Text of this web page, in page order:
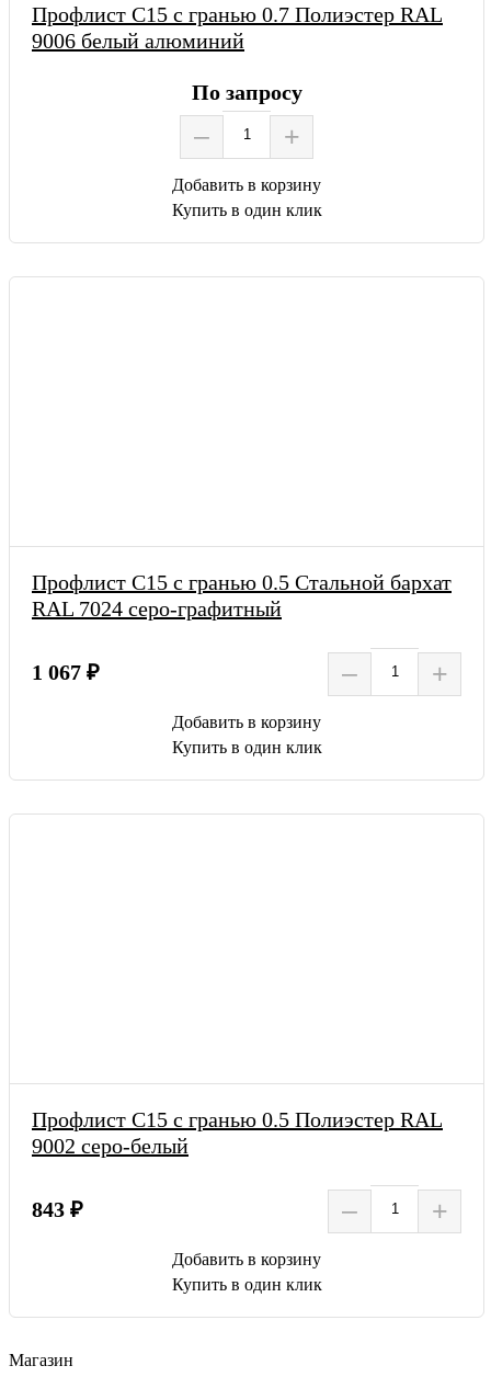
Профлист С15 с гранью 0.7 Полиэстер RAL
9006 белый алюминий
По запросу
– +
Добавить в корзину
Купить в один клик
Профлист С15 с гранью 0.5 Стальной бархат
RAL 7024 серо-графитный
1 067 ₽ – +
Добавить в корзину
Купить в один клик
Профлист С15 с гранью 0.5 Полиэстер RAL
9002 серо-белый
843 ₽ – +
Добавить в корзину
Купить в один клик
Магазин